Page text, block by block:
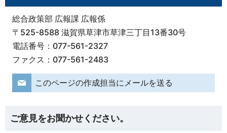
総合政策部 広報課 広報係
〒525-8588 滋賀県草津市草津三丁目13番30号
電話番号：077-561-2327
ファクス：077-561-2483
このページの作成担当にメールを送る
ご意見をお聞かせください。